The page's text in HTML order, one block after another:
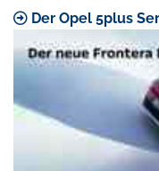
Der Opel 5plus